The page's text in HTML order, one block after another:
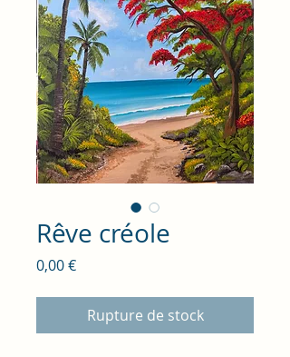
Rêve créole
0,00 €Prix
Rupture de stock